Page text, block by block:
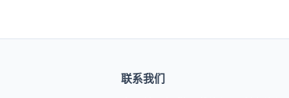
联系我们